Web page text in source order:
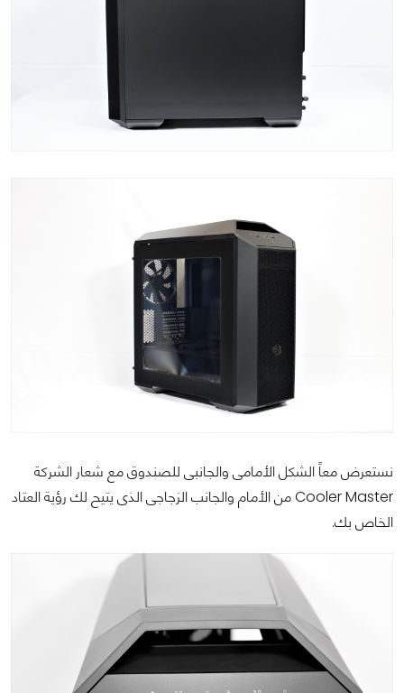
نستعرض معاً الشكل الأمامى والجانبى للصندوق مع شعار الشركة
Cooler Master من الأمام والجانب الزجاجى الذى يتيح لك رؤية العتاد
الخاص بك.